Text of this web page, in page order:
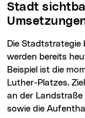
Stadt sichtbar verändern: Erste
Die Stadtstrategie bleibt nicht auf Papier. Strategische Ziele
werden bereits
Beispiel ist die
Luther-Platzes.
an der
sowie die